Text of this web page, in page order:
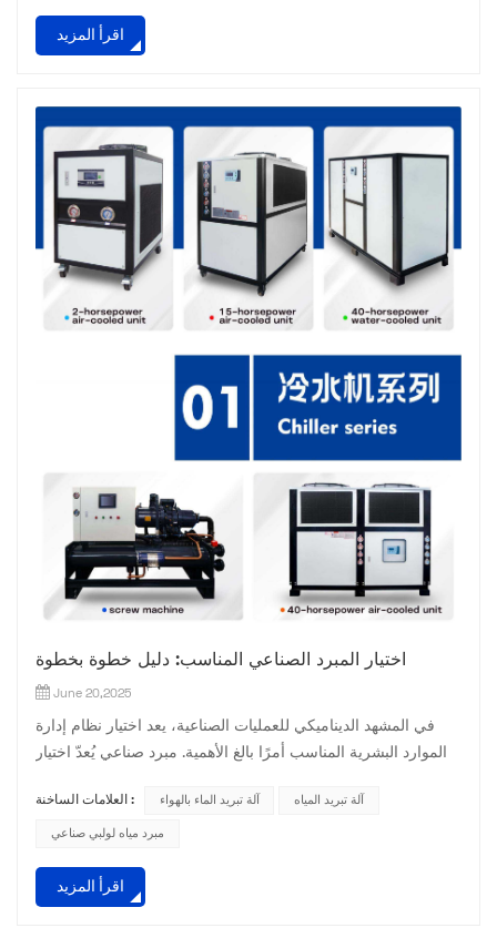
اقرأ المزيد
اختيار المبرد الصناعي المناسب: دليل خطوة بخطوة
June 20,2025
في المشهد الديناميكي للعمليات الصناعية، يعد اختيار نظام إدارة
الموارد البشرية المناسب أمرًا بالغ الأهمية. مبرد صناعي يُعدّ اختيار
وإنتاجيتها وفعاليتها من حيث التكلفة. مع توافر مجموعة متنوعة من
أنواع المبردات، ولكل منها ميزات وقدرات فريدة، قد يكون من
العلامات الساخنة : آلة تبريد الماء بالهواء آلة تبريد المياه
مبرد مياه لولبي صناعي
اقرأ المزيد